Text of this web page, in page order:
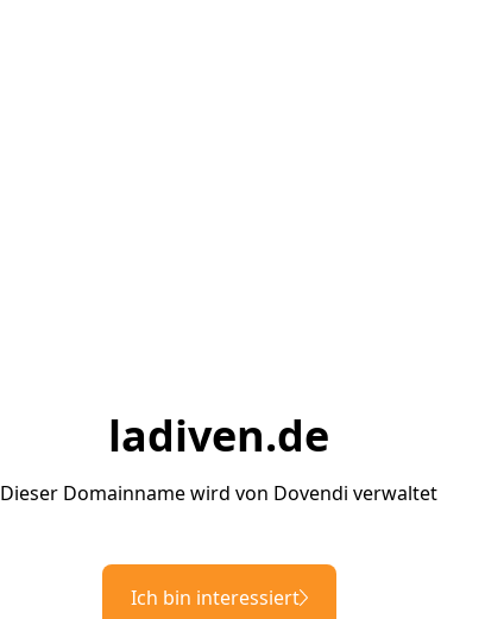
ladiven.de
Dieser Domainname wird von Dovendi verwaltet
Ich bin interessiert